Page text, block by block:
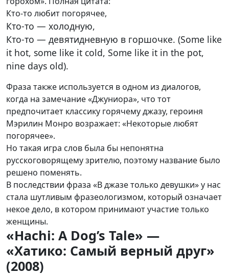
Кто-то любит погорячее,
Кто-то — холодную,
Кто-то — девятидневную в горшочке. (Some like
it hot, some like it cold, Some like it in the pot,
nine days old).
Фраза также используется в одном из диалогов,
когда на замечание «Джуниора», что тот
предпочитает классику горячему джазу, героиня
Мэрилин Монро возражает: «Некоторые любят
погорячее».
Но такая игра слов была бы непонятна
русскоговорящему зрителю, поэтому название было
решено поменять.
В последствии фраза «В джазе только девушки» у нас
стала шутливым фразеологизмом, который означает
некое дело, в котором принимают участие только
женщины.
«Hachi: A Dog’s Tale» —
«Хатико: Самый верный друг»
(2008)